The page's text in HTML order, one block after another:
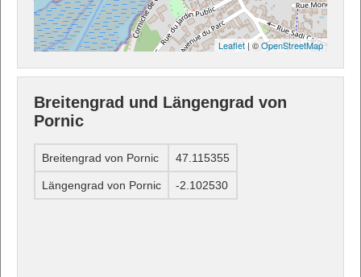
Leaflet | ©OpenStreetMap
Breitengrad und Längengrad von
Pornic
Breitengrad von Pornic 47.115355
Längengrad von Pornic -2.102530